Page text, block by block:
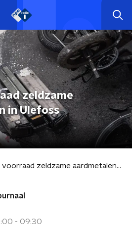
zeldzame
in Ulefoss
Grote voorraad zeldzame aardmetalen in Ulefoss
- 09:30